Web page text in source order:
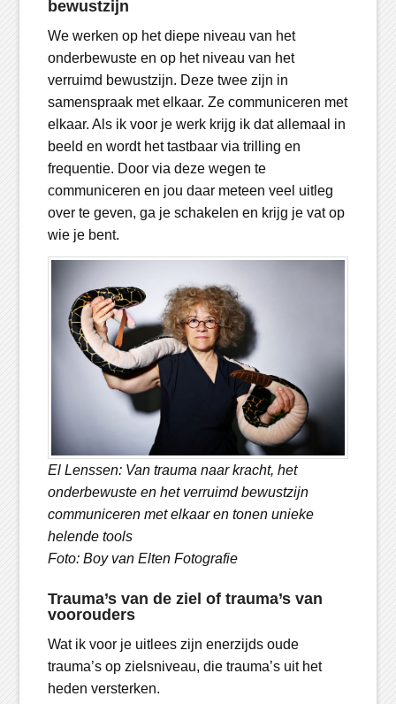
bewustzijn
We werken op het diepe niveau van het
onderbewuste en op het niveau van het
verruimd bewustzijn. Deze twee zijn in
samenspraak met elkaar. Ze communiceren met
elkaar. Als ik voor je werk krijg ik dat allemaal in
beeld en wordt het tastbaar via trilling en
frequentie. Door via deze wegen te
communiceren en jou daar meteen veel uitleg
over te geven, ga je schakelen en krijg je vat op
wie je bent.
El Lenssen: Van trauma naar kracht, het
onderbewuste en het verruimd bewustzijn
communiceren met elkaar en tonen unieke
helende tools
Foto: Boy van Elten Fotografie
Trauma’s van de ziel of trauma’s van
voorouders
Wat ik voor je uitlees zijn enerzijds oude
trauma’s op zielsniveau, die trauma’s uit het
heden versterken.